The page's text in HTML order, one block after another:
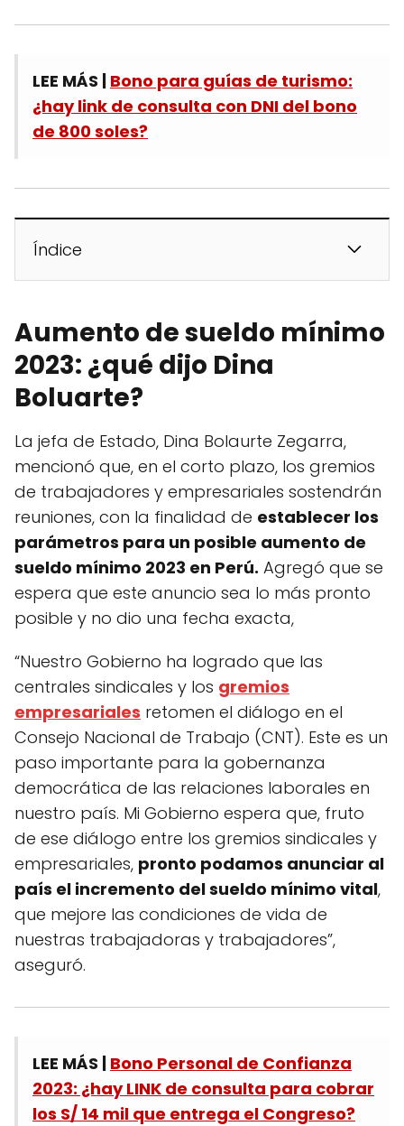
LEE MÁS | Bono para guías de turismo:
¿hay link de consulta con DNI del bono
de 800 soles?
Índice
Aumento de sueldo mínimo
2023: ¿qué dijo Dina
Boluarte?
La jefa de Estado, Dina Bolaurte Zegarra,
mencionó que, en el corto plazo, los gremios
de trabajadores y empresariales sostendrán
reuniones, con la finalidad de establecer los
parámetros para un posible aumento de
sueldo mínimo 2023 en Perú. Agregó que se
espera que este anuncio sea lo más pronto
posible y no dio una fecha exacta,
“Nuestro Gobierno ha logrado que las
centrales sindicales y los gremios
empresariales retomen el diálogo en el
Consejo Nacional de Trabajo (CNT). Este es un
paso importante para la gobernanza
democrática de las relaciones laborales en
nuestro país. Mi Gobierno espera que, fruto
de ese diálogo entre los gremios sindicales y
empresariales, pronto podamos anunciar al
país el incremento del sueldo mínimo vital,
que mejore las condiciones de vida de
nuestras trabajadoras y trabajadores”,
aseguró.
LEE MÁS | Bono Personal de Confianza
2023: ¿hay LINK de consulta para cobrar
los S/ 14 mil que entrega el Congreso?